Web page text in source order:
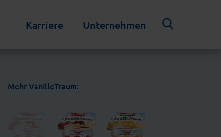
Karriere Unternehmen
Mehr VanilleTraum: